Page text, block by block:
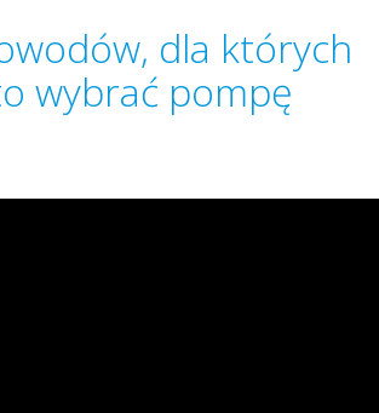
dla których
wybrać pompę